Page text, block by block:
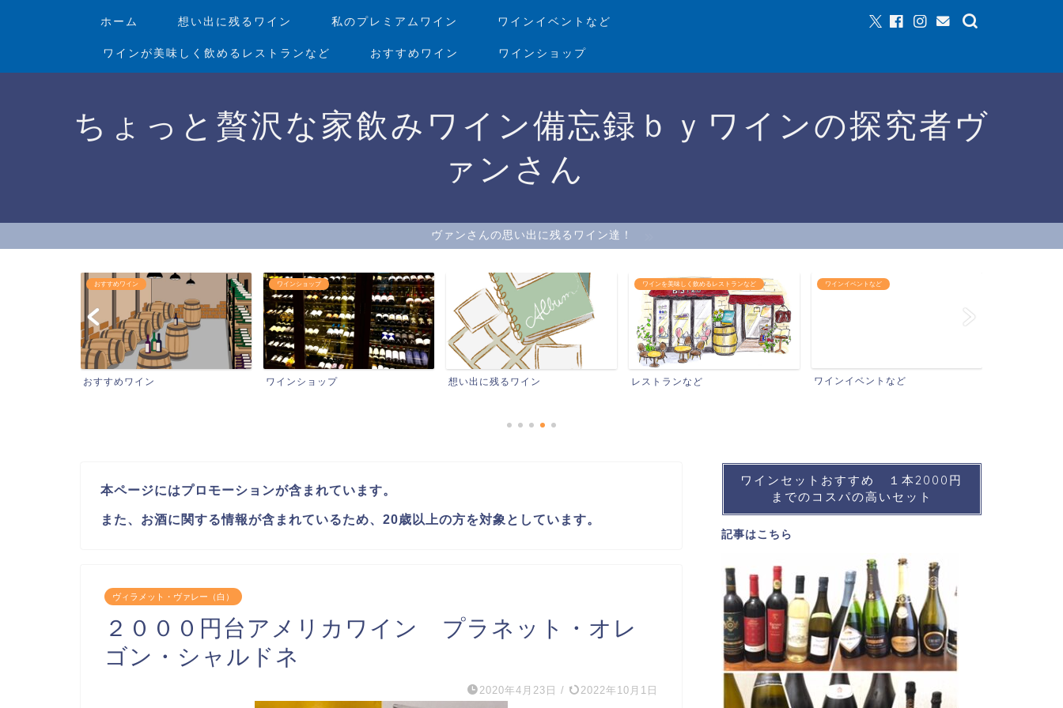
ホーム 想い出に残るワイン 私のプレミアムワイン ワインイベントなど
ワインが美味しく飲めるレストランなど おすすめワイン ワインショップ
ちょっと贅沢な家飲みワイン備忘録ｂｙワインの探究者ヴ
ァンさん
ヴァンさんの思い出に残るワイン達！
おすすめワイン
おすすめワイン
ワインショップ
ワインショップ 想い出に残るワイン
ワインを美味しく飲めるレストランなど
レストランなど
ワインイベントなど
ワインイベントなど
本ページにはプロモーションが含まれています。
また、お酒に関する情報が含まれているため、20歳以上の方を対象としています。
ヴィラメット・ヴァレー（白）
２０００円台アメリカワイン プラネット・オレ
ゴン・シャルドネ
2020年4月23日 / 2022年10月1日
ワインセットおすすめ １本2000円
までのコスパの高いセット
記事はこちら